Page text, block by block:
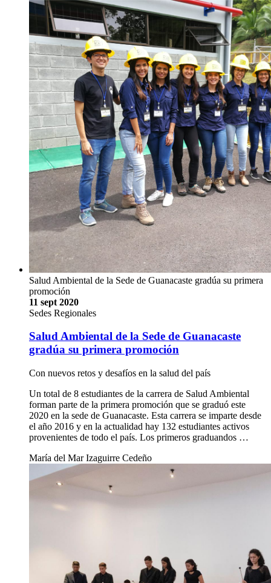
Salud Ambiental de la Sede de Guanacaste gradúa su primera
promoción
11 sept 2020
Sedes Regionales
Salud Ambiental de la Sede de Guanacaste
gradúa su primera promoción
Con nuevos retos y desafíos en la salud del país
Un total de 8 estudiantes de la carrera de Salud Ambiental
forman parte de la primera promoción que se graduó este
2020 en la sede de Guanacaste. Esta carrera se imparte desde
el año 2016 y en la actualidad hay 132 estudiantes activos
provenientes de todo el país. Los primeros graduandos …
María del Mar Izaguirre Cedeño